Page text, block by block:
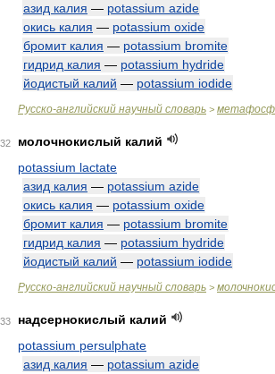
азид калия — potassium azide
окись калия — potassium oxide
бромит калия — potassium bromite
гидрид калия — potassium hydride
йодистый калий — potassium iodide
Русско-английский научный словарь >
32
молочнокислый калий
potassium lactate
азид калия — potassium azide
окись калия — potassium oxide
бромит калия — potassium bromite
гидрид калия — potassium hydride
йодистый калий — potassium iodide
Русско-английский научный словарь >
33
надсернокислый калий
potassium persulphate
азид калия — potassium azide